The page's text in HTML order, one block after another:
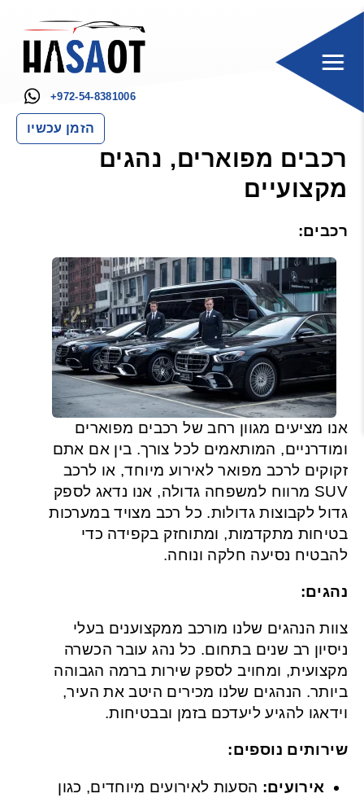
+972-54-8381006
הזמן עכשיו
רכבים מפוארים, נהגים
מקצועיים
רכבים:
אנו מציעים מגוון רחב של רכבים מפוארים
ומודרניים, המותאמים לכל צורך. בין אם אתם
זקוקים לרכב מפואר לאירוע מיוחד, או לרכב
SUV מרווח למשפחה גדולה, אנו נדאג לספק
גדול לקבוצות גדולות. כל רכב מצויד במערכות
בטיחות מתקדמות, ומתוחזק בקפידה כדי
להבטיח נסיעה חלקה ונוחה.
נהגים:
צוות הנהגים שלנו מורכב ממקצוענים בעלי
ניסיון רב שנים בתחום. כל נהג עובר הכשרה
מקצועית, ומחויב לספק שירות ברמה הגבוהה
ביותר. הנהגים שלנו מכירים היטב את העיר,
וידאגו להגיע ליעדכם בזמן ובבטיחות.
שירותים נוספים:
אירועים: הסעות לאירועים מיוחדים, כגון